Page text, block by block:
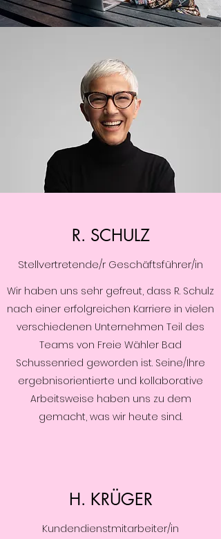
R. SCHULZ
Stellvertretende/r Geschäftsführer/in
Wir haben uns sehr gefreut, dass R. Schulz
nach einer erfolgreichen Karriere in vielen
verschiedenen Unternehmen Teil des
Teams von Freie Wähler Bad
Schussenried geworden ist. Seine/Ihre
ergebnisorientierte und kollaborative
Arbeitsweise haben uns zu dem
gemacht, was wir heute sind.
H. KRÜGER
Kundendienstmitarbeiter/in